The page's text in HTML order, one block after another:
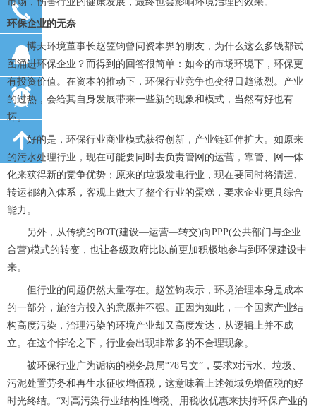
环保企业的无奈
博天环境董事长赵笠钧曾问资本界的朋友，为什么这么多钱都试
图涌进环保企业？而得到的回答很简单：如今的市场环境下，环保更
有投资价值。在资本的推动下，环保行业竞争也变得日趋激烈。产业
的过热，会给其自身发展带来一些新的现象和模式，当然有好也有
坏。
好的是，环保行业商业模式获得创新，产业链延伸扩大。如原来
的污水处理行业，现在可能要同时去负责管网的运营，靠管、网一体
化来获得新的竞争优势；原来的垃圾发电行业，现在要同时将清运、
转运都纳入体系，客观上做大了整个行业的蛋糕，要求企业更具综合
能力。
另外，从传统的BOT(建设—运营—转交)向PPP(公共部门与企业
合营)模式的转变，也让各级政府比以前更加积极地参与到环保建设中
来。
但行业的问题仍然大量存在。赵笠钧表示，环境治理本身是成本
的一部分，施治方投入的意愿并不强。正因为如此，一个国家产业结
构高度污染，治理污染的环境产业却又高度发达，从逻辑上并不成
立。在这个悖论之下，行业会出现非常多的不合理现象。
被环保行业广为诟病的税务总局“78号文”，要求对污水、垃圾、
污泥处置劳务和再生水征收增值税，这意味着上述领域免增值税的好
时光终结。“对高污染行业结构性增税、用税收优惠来扶持环保产业的
끅
뀩
뀥
녕
끅
뀩
뀥
녕